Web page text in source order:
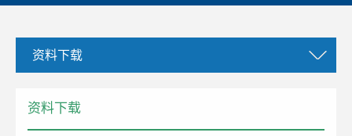
资料下载
资料下载